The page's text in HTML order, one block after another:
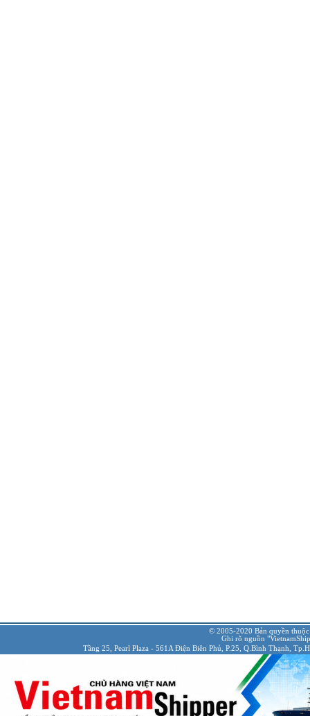
© 2005-2020 Bản quyền
Ghi rõ nguồn
Tầng 25, Pearl Plaza - 561A Điện Biên Phủ, P.25, Q.Bình Thạnh,